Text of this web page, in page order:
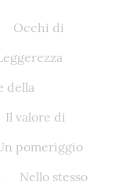
Occhi di
della
Il valore di
pomeriggio
Nello stesso